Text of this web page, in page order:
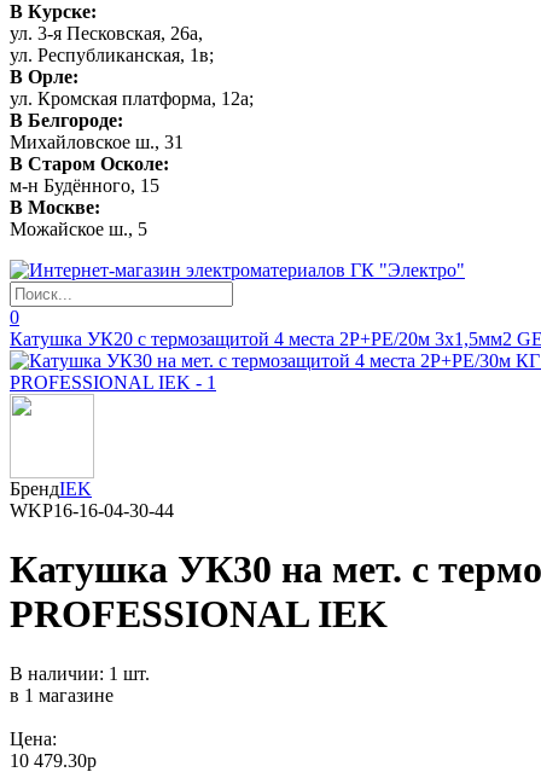
В Курске:
ул. 3-я Песковская, 26а,
ул. Республиканская, 1в;
В Орле:
ул. Кромская платформа, 12а;
В Белгороде:
Михайловское ш., 31
В Старом Осколе:
м-н Будённого, 15
В Москве:
Можайское ш., 5
0
Катушка УК20 с термозащитой 4 места 2P+PE/20м 3х1,5мм2
БрендIEK
WKP16-16-04-30-44
Катушка УК30 на мет. с
PROFESSIONAL IEK
В наличии: 1 шт.
в 1 магазине
Цена:
10 479.30р